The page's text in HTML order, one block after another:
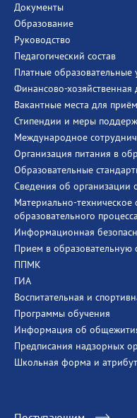
Документы
Образование
Руководство
Педагогический состав
Платные образовательные
Финансово-хозяйственная
Вакантные места для
Стипендии и меры
Международное
Организация питания в
Образовательные
Сведения об организации
Материально-
образовательного
Информационная
Прием в образовательную
ППМК
ГИА
Воспитательная и
Программы обучения
Информация об
Предписания надзорных
Школьная форма и